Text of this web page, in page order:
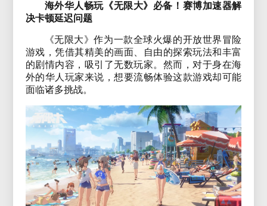
海外华人畅玩《无限大》必备！赛博加速器解
决卡顿延迟问题
《无限大》作为一款全球火爆的开放世界冒险
游戏，凭借其精美的画面、自由的探索玩法和丰富
的剧情内容，吸引了无数玩家。然而，对于身在海
外的华人玩家来说，想要流畅体验这款游戏却可能
面临诸多挑战。